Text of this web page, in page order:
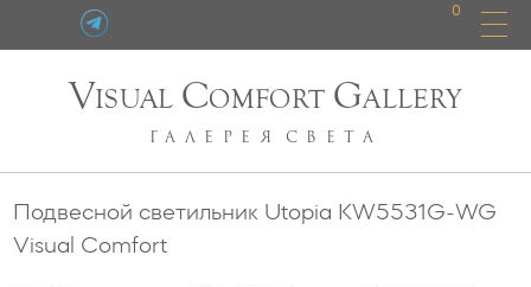
0
VISUAL COMFORT GALLERY
ГАЛЕРЕЯ СВЕТА
Подвесной светильник Utopia KW5531G-WG
Visual Comfort